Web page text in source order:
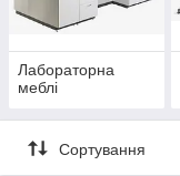
Лабораторна
меблі
Сортування